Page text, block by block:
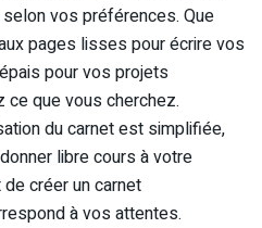
vos préférences. Que
pages lisses pour écrire vos
pour vos projets
que vous cherchez.
du carnet est simplifiée,
libre cours à votre
créer un carnet
à vos attentes.